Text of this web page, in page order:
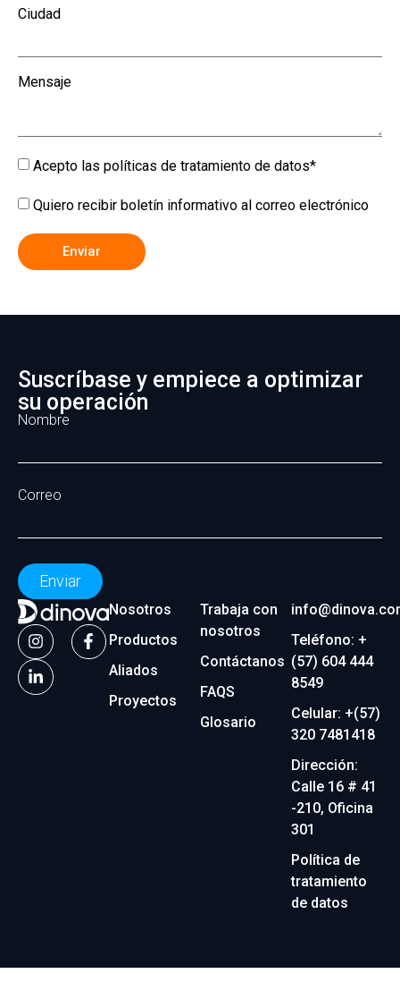
Ciudad
Mensaje
Acepto las políticas de tratamiento de datos*
Quiero recibir boletín informativo al correo electrónico
Enviar
Suscríbase y empiece a optimizar
su operación
Nombre
Correo
Enviar
Nosotros
Productos
Aliados
Proyectos
Trabaja con
nosotros
Contáctanos
FAQS
Glosario
Teléfono: +
(57) 604 444
8549
Celular: +(57)
320 7481418
Dirección:
Calle 16 # 41
-210, Oficina
301
Política de
tratamiento
de datos